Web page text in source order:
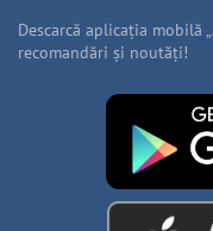
Descarcă aplicația mobilă
recomandări și noutăți!